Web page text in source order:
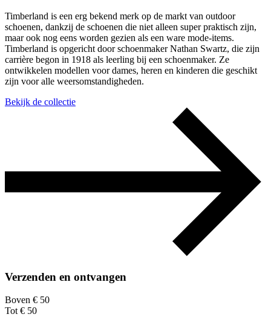
Timberland is een erg bekend merk op de markt van outdoor
schoenen, dankzij de schoenen die niet alleen super praktisch zijn,
maar ook nog eens worden gezien als een ware mode-items.
Timberland is opgericht door schoenmaker Nathan Swartz, die zijn
carrière begon in 1918 als leerling bij een schoenmaker. Ze
ontwikkelen modellen voor dames, heren en kinderen die geschikt
zijn voor alle weersomstandigheden.
Bekijk de collectie
Verzenden en ontvangen
Boven € 50
Tot € 50